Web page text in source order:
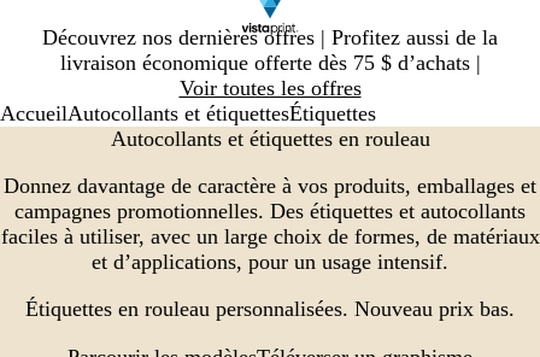
Découvrez nos dernières offres | Profitez aussi de la
livraison économique offerte dès 75 $ d’achats |
Voir toutes les offres
Diapositive
1
AccueilAutocollants et étiquettesÉtiquettes
Autocollants et étiquettes en rouleau
Donnez davantage de caractère à vos produits, emballages et
campagnes promotionnelles. Des étiquettes et autocollants
faciles à utiliser, avec un large choix de formes, de matériaux
et d’applications, pour un usage intensif.
Étiquettes en rouleau personnalisées. Nouveau prix bas.